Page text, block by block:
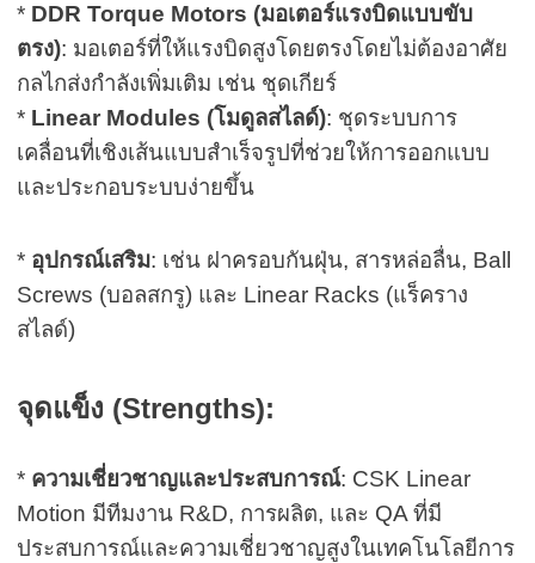
* DDR Torque Motors (มอเตอร์แรงบิดแบบขับ
ตรง): มอเตอร์ที่ให้แรงบิดสูงโดยตรงโดยไม่ต้องอาศัย
กลไกส่งกำลังเพิ่มเติม เช่น ชุดเกียร์
* Linear Modules (โมดูลสไลด์): ชุดระบบการ
เคลื่อนที่เชิงเส้นแบบสำเร็จรูปที่ช่วยให้การออกแบบ
และประกอบระบบง่ายขึ้น
* อุปกรณ์เสริม: เช่น ฝาครอบกันฝุ่น, สารหล่อลื่น, Ball
Screws (บอลสกรู) และ Linear Racks (แร็คราง
สไลด์)
จุดแข็ง (Strengths):
* ความเชี่ยวชาญและประสบการณ์: CSK Linear
Motion มีทีมงาน R&D, การผลิต, และ QA ที่มี
ประสบการณ์และความเชี่ยวชาญสูงในเทคโนโลยีการ